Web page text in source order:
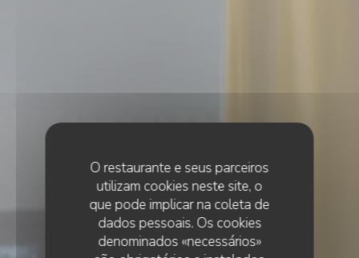
O restaurante e seus parceiros
utilizam cookies neste site, o
que pode implicar na coleta de
dados pessoais. Os cookies
denominados «necessários»